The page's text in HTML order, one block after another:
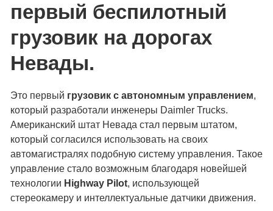
первый беспилотный
грузовик на дорогах
Невады.
Это первый грузовик с автономным управлением,
который разработали инженеры Daimler Trucks.
Американский штат Невада стал первым штатом,
который согласился использовать на своих
автомагистралях подобную систему управления. Такое
управление стало возможным благодаря новейшей
технологии Highway Pilot, использующей
стереокамеру и интеллектуальные датчики движения.